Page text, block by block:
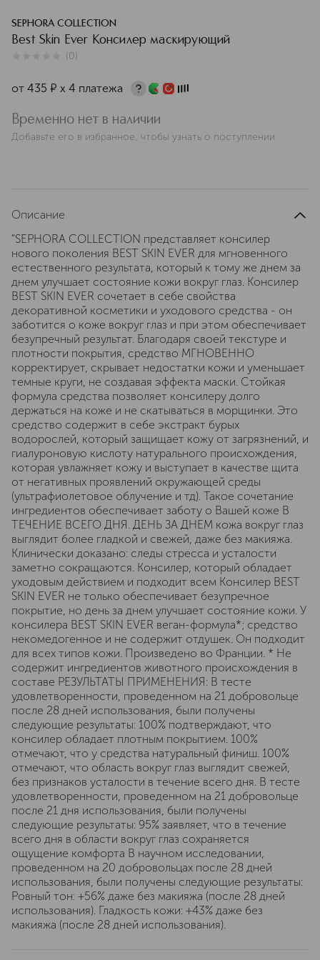
SEPHORA COLLECTION
Best Skin Ever Консилер маскирующий
(0)
от 435 ¤ х 4 платежа
Временно нет в наличии
Добавьте его в избранное, чтобы узнать о поступлении
Описание
"SEPHORA COLLECTION представляет консилер
нового поколения BEST SKIN EVER для мгновенного
естественного результата, который к тому же днем за
днем улучшает состояние кожи вокруг глаз. Консилер
BEST SKIN EVER сочетает в себе свойства
декоративной косметики и уходового средства - он
заботится о коже вокруг глаз и при этом обеспечивает
безупречный результат. Благодаря своей текстуре и
плотности покрытия, средство МГНОВЕННО
корректирует, скрывает недостатки кожи и уменьшает
темные круги, не создавая эффекта маски. Стойкая
формула средства позволяет консилеру долго
держаться на коже и не скатываться в морщинки. Это
средство содержит в себе экстракт бурых
водорослей, который защищает кожу от загрязнений, и
гиалуроновую кислоту натурального происхождения,
которая увлажняет кожу и выступает в качестве щита
от негативных проявлений окружающей среды
(ультрафиолетовое облучение и тд). Такое сочетание
ингредиентов обеспечивает заботу о Вашей коже В
ТЕЧЕНИЕ ВСЕГО ДНЯ. ДЕНЬ ЗА ДНЕМ кожа вокруг глаз
выглядит более гладкой и свежей, даже без макияжа.
Клинически доказано: следы стресса и усталости
заметно сокращаются. Консилер, который обладает
уходовым действием и подходит всем Консилер BEST
SKIN EVER не только обеспечивает безупречное
покрытие, но день за днем улучшает состояние кожи. У
консилера BEST SKIN EVER веган-формула*; средство
некомедогенное и не содержит отдушек. Он подходит
для всех типов кожи. Произведено во Франции. * Не
содержит ингредиентов животного происхождения в
составе РЕЗУЛЬТАТЫ ПРИМЕНЕНИЯ: В тесте
удовлетворенности, проведенном на 21 добровольце
после 28 дней использования, были получены
следующие результаты: 100% подтверждают, что
консилер обладает плотным покрытием. 100%
отмечают, что у средства натуральный финиш. 100%
отмечают, что область вокруг глаз выглядит свежей,
без признаков усталости в течение всего дня. В тесте
удовлетворенности, проведенном на 21 добровольце
после 21 дня использования, были получены
следующие результаты: 95% заявляет, что в течение
всего дня в области вокруг глаз сохраняется
ощущение комфорта В научном исследовании,
проведенном на 20 добровольцах после 28 дней
использования, были получены следующие результаты:
Ровный тон: +56% даже без макияжа (после 28 дней
использования). Гладкость кожи: +43% даже без
макияжа (после 28 дней использования).